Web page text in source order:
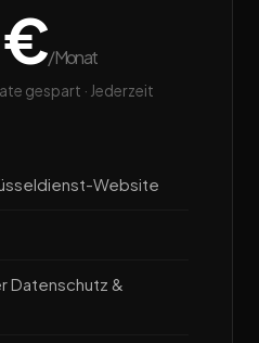
/Monat
gespart · Jederzeit
Website
Datenschutz &